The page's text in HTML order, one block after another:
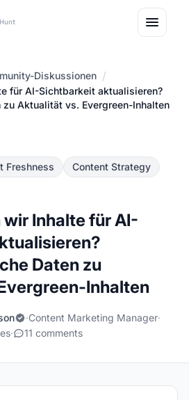
Diskussionen /
für AI-Sichtbarkeit aktualisieren?
Aktualität vs. Evergreen-Inhalten
Freshness
Content Strategy
Inhalte für AI-
Daten zu
Inhalten
·Content Marketing Manager·
· 11 comments